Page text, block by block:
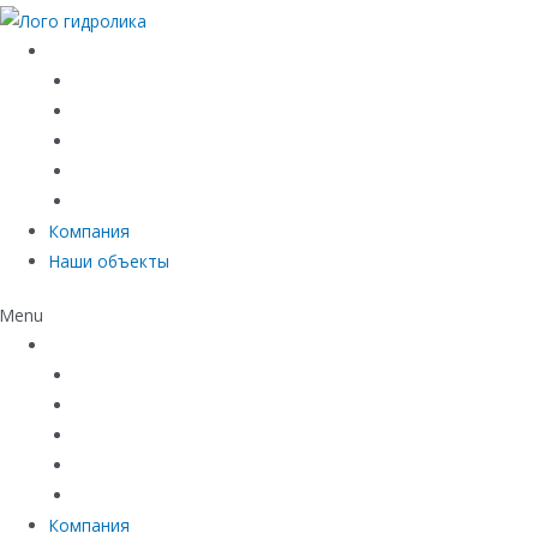
Компания
Наши объекты
Menu
Компания